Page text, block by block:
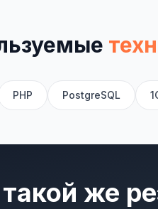
PHP PostgreSQL
же